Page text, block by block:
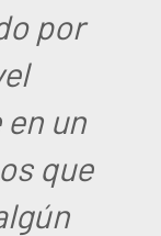
por
un
que